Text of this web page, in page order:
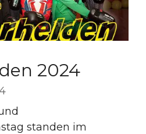
2024
standen im